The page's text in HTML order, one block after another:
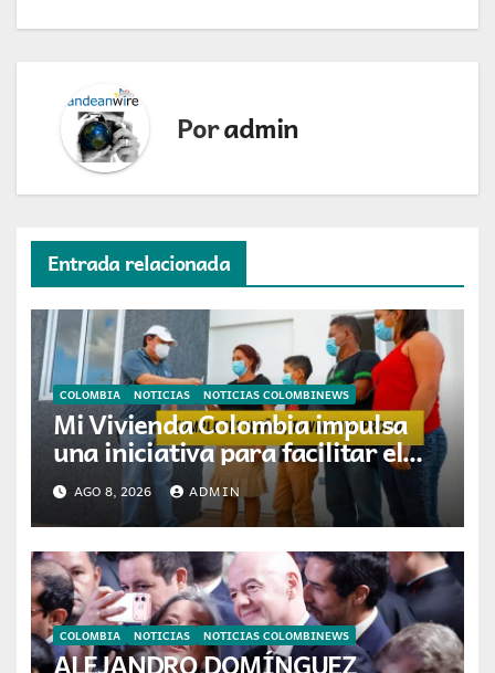
Poradmin
Entrada relacionada
COLOMBIA NOTICIAS NOTICIAS COLOMBINEWS
Mi Vivienda Colombia impulsa
una iniciativa para facilitar el
acceso a la vivienda de familias
colombianas
AGO 8, 2026 ADMIN
COLOMBIA NOTICIAS NOTICIAS COLOMBINEWS